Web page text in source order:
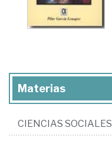
Materias
CIENCIAS SOCIALES